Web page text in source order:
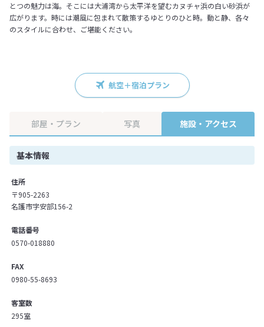
とつの魅力は海。そこには大浦湾から太平洋を望むカヌチャ浜の白い砂浜が
広がります。時には潮風に包まれて散策するゆとりのひと時。動と静、各々
のスタイルに合わせ、ご堪能ください。
航空＋宿泊プラン
部屋・プラン 写真 施設・アクセス
基本情報
住所
〒905-2263
名護市字安部156-2
電話番号
0570-018880
FAX
0980-55-8693
客室数
295室